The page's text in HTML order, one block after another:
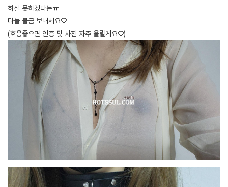
하질 못하겠다는ㅠ
다들 불금 보내세요♡
(호응좋으면 인증 및 사진 자주 올릴게요♡)